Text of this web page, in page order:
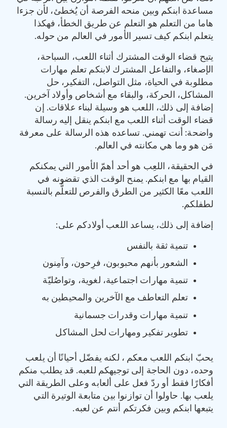
مساعدة ابنكم وبين منحه الفرصة أن يُخطئ، لأن جزءا
هاما من التعلم هو التعلم عن طريق الخطأ، فهكذا
يتعلم ابنكم كيف تسير الأمور في العالم من حوله.
يتيح قضاء الوقت المشترك أثناء اللعب، السباحة،
الإصغاء، والتفاعل المشترك لابنكم تعلم مهارات
مطلوبة في الحياة، مثل التواصل، التفكير، حل
المشاكل، الحركة، والبقاء مع أشخاص وأولاد آخرين.
إضافة إلى ذلك، اللعب هو وسيلة لبناء علاقات. إن
قضاء الوقت أثناء اللعب مع ابنكم ينقل إليه رسالة
واضحة: أنت تهمني. تساعده هذه الرسالة على معرفة
مَن هو وما هي مكانته في العالم.
في الحقيقة، اللعِب هو أحد أهمّ الأمور التي يمكنكم
القيام بها مع ابنكم. يمنح الوقت الذي تقضونه في
اللعب معًا الكثير من الطرق والفرص للتعلُّم بالنسبة
لطفلكم.
إضافة إلى ذلك، يساعد اللعب أولادكم على:
تنمية ثقة بالنفس
الشعور بأنهم محبوبون، فرِحون، وآمِنون
تنمية مهارات اجتماعية، لغوية، وتواصُليّة
تعلم التعاطف مع الآخرين والمحيطين به
تنمية مهارات وقدرات جسمانية
تطوير تفكير ومهارات لحل المشاكل
يحبّ ابنكم اللعب معكم ، لكنه يفضّل أحيانًا أن يلعب
وحده، دون الحاجة إلى توجيهكم للعبه. قد يطلب منكم
أفكارًا فقط أو ردّ فعل على ألعابه وعلى الطريقة التي
يلعب بها. حاولوا أن توازنوا بين متابعة الوتيرة التي
يتبعها ابنكم وبين فكرتكم أنتم عن لعبه.